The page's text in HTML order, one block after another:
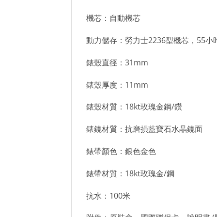
機芯：自動機芯
動力儲存：勞力士2236型機芯，55小
錶殼直徑：31mm
錶殼厚度：11mm
錶殼材質：18kt玫瑰金鋼/鑽
錶鏡材質：抗磨損藍寶石水晶鏡面
錶帶顏色：銀色金色
錶帶材質：18kt玫瑰金/鋼
抗水：100米